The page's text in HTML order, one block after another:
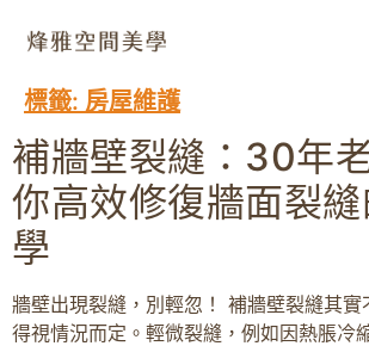
標籤: 房屋維護
補牆壁裂縫：30年
你高效修復牆面裂
學
牆壁出現裂縫，別輕忽！ 補牆壁裂縫其
得視情況而定。輕微裂縫，例如因熱脹冷